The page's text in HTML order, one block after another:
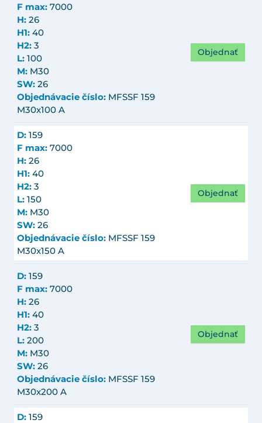
F max: 7000
H: 26
H1: 40
H2: 3
L: 100
M: M30
SW: 26
Objednávacie číslo: MFSSF 159
M30x100 A
Objednať
D: 159
F max: 7000
H: 26
H1: 40
H2: 3
L: 150
M: M30
SW: 26
Objednávacie číslo: MFSSF 159
M30x150 A
Objednať
D: 159
F max: 7000
H: 26
H1: 40
H2: 3
L: 200
M: M30
SW: 26
Objednávacie číslo: MFSSF 159
M30x200 A
Objednať
D: 159